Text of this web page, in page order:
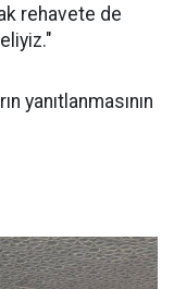
rehavete de
yanıtlanmasının